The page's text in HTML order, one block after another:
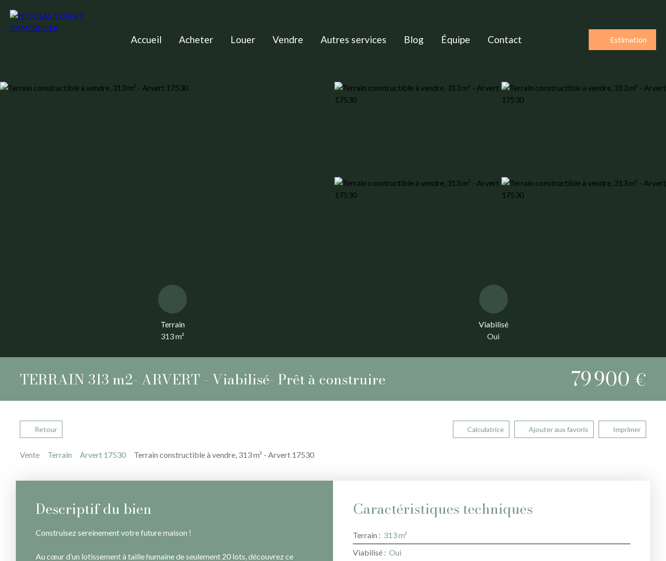
Accueil Acheter Louer Vendre Autres services Blog Équipe Contact Estimation
Terrain
313m²
Viabilisé
Oui
TERRAIN 313 m2- ARVERT - Viabilisé- Prêt à construire 79 900 €
Retour Calculatrice Ajouter aux favoris Imprimer
Vente Terrain Arvert 17530 Terrain constructible à vendre, 313 m² - Arvert 17530
Descriptif du bien
Construisez sereinement votre future maison !
Au cœur d’un lotissement à taille humaine de seulement 20 lots, découvrez ce
Caractéristiques techniques
Terrain : 313m²
Viabilisé : Oui